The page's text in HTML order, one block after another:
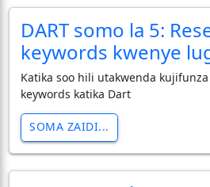
DART somo la 5:
keywords kwenye
Katika soo hili utakwenda
keywords katika Dart
SOMA ZAIDI...